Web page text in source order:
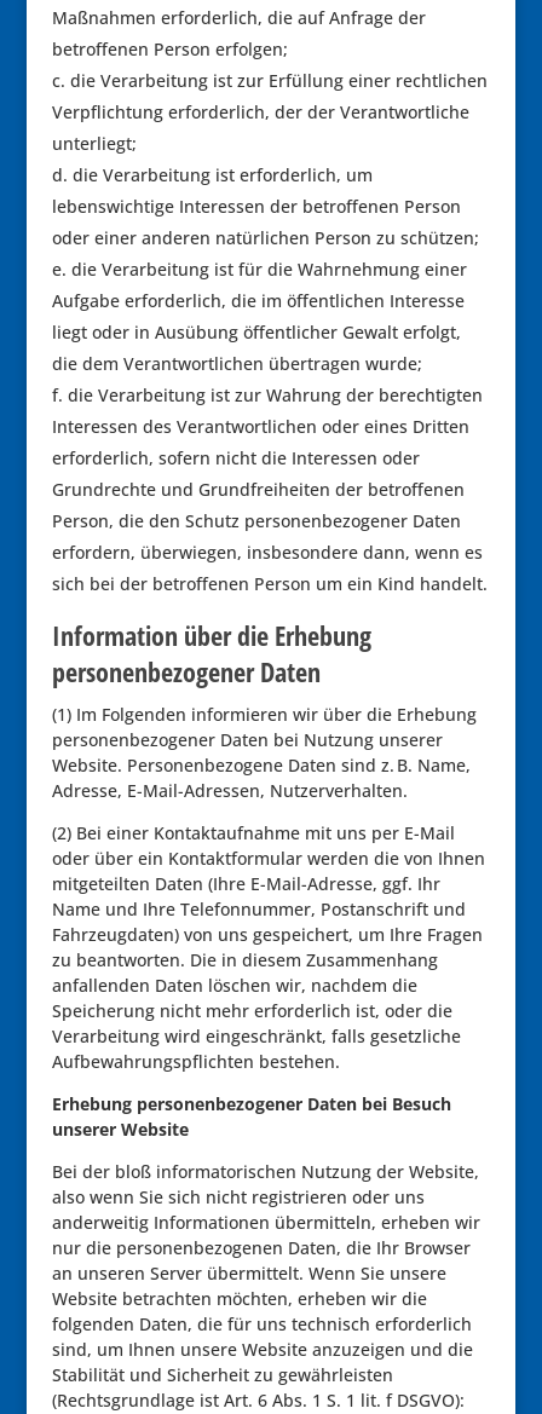
Maßnahmen erforderlich, die auf Anfrage der
betroffenen Person erfolgen;
die Verarbeitung ist zur Erfüllung einer rechtlichen
Verpflichtung erforderlich, der der Verantwortliche
unterliegt;
die Verarbeitung ist erforderlich, um
lebenswichtige Interessen der betroffenen Person
oder einer anderen natürlichen Person zu schützen;
die Verarbeitung ist für die Wahrnehmung einer
Aufgabe erforderlich, die im öffentlichen Interesse
liegt oder in Ausübung öffentlicher Gewalt erfolgt,
die dem Verantwortlichen übertragen wurde;
die Verarbeitung ist zur Wahrung der berechtigten
Interessen des Verantwortlichen oder eines Dritten
erforderlich, sofern nicht die Interessen oder
Grundrechte und Grundfreiheiten der betroffenen
Person, die den Schutz personenbezogener Daten
erfordern, überwiegen, insbesondere dann, wenn es
sich bei der betroffenen Person um ein Kind handelt.
Information über die Erhebung
personenbezogener Daten
(1) Im Folgenden informieren wir über die Erhebung
personenbezogener Daten bei Nutzung unserer
Website. Personenbezogene Daten sind z. B. Name,
Adresse, E-Mail-Adressen, Nutzerverhalten.
(2) Bei einer Kontaktaufnahme mit uns per E-Mail
oder über ein Kontaktformular werden die von Ihnen
mitgeteilten Daten (Ihre E-Mail-Adresse, ggf. Ihr
Name und Ihre Telefonnummer, Postanschrift und
Fahrzeugdaten) von uns gespeichert, um Ihre Fragen
zu beantworten. Die in diesem Zusammenhang
anfallenden Daten löschen wir, nachdem die
Speicherung nicht mehr erforderlich ist, oder die
Verarbeitung wird eingeschränkt, falls gesetzliche
Aufbewahrungspflichten bestehen.
Erhebung personenbezogener Daten bei Besuch
unserer Website
Bei der bloß informatorischen Nutzung der Website,
also wenn Sie sich nicht registrieren oder uns
anderweitig Informationen übermitteln, erheben wir
nur die personenbezogenen Daten, die Ihr Browser
an unseren Server übermittelt. Wenn Sie unsere
Website betrachten möchten, erheben wir die
folgenden Daten, die für uns technisch erforderlich
sind, um Ihnen unsere Website anzuzeigen und die
Stabilität und Sicherheit zu gewährleisten
(Rechtsgrundlage ist Art. 6 Abs. 1 S. 1 lit. f DSGVO):